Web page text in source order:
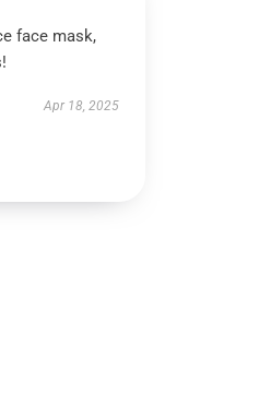
face mask,
Apr 18, 2025